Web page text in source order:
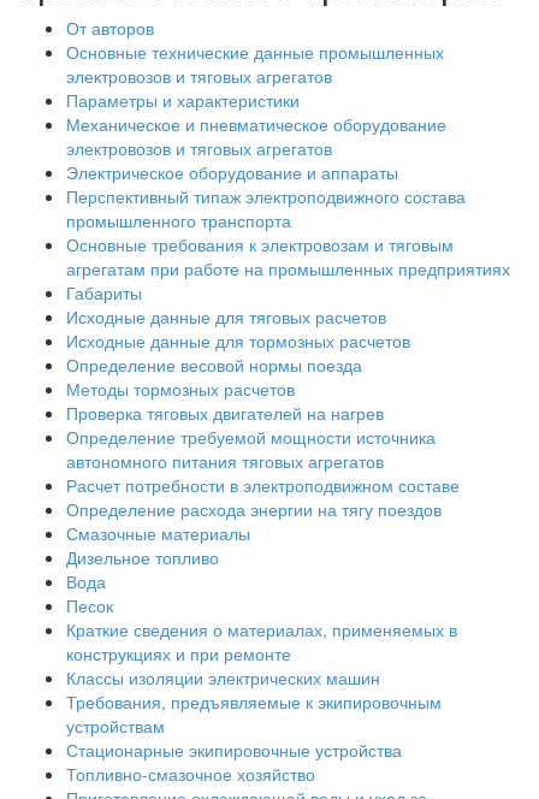
От авторов
Основные технические данные промышленных
электровозов и тяговых агрегатов
Параметры и характеристики
Механическое и пневматическое оборудование
электровозов и тяговых агрегатов
Электрическое оборудование и аппараты
Перспективный типаж электроподвижного состава
промышленного транспорта
Основные требования к электровозам и тяговым
агрегатам при работе на промышленных предприятиях
Габариты
Исходные данные для тяговых расчетов
Исходные данные для тормозных расчетов
Определение весовой нормы поезда
Методы тормозных расчетов
Проверка тяговых двигателей на нагрев
Определение требуемой мощности источника
автономного питания тяговых агрегатов
Расчет потребности в электроподвижном составе
Определение расхода энергии на тягу поездов
Смазочные материалы
Дизельное топливо
Вода
Песок
Краткие сведения о материалах, применяемых в
конструкциях и при ремонте
Классы изоляции электрических машин
Требования, предъявляемые к экипировочным
устройствам
Стационарные экипировочные устройства
Топливно-смазочное хозяйство